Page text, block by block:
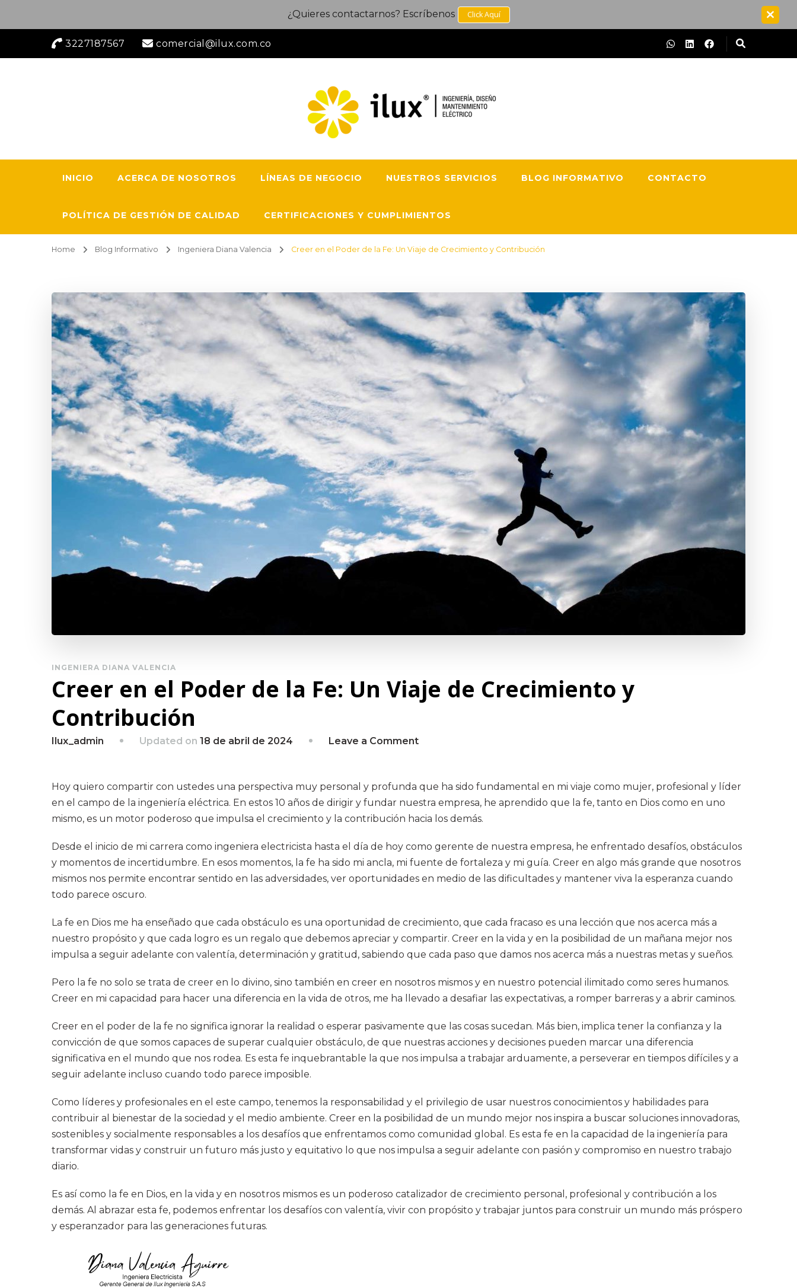
¿Quieres contactarnos? Escríbenos Click Aquí
3227187567 comercial@ilux.com.co
ILUX INGENIERÍA S.A.S
la última tecnología, reconocida por mantener un equipo de trabajo calificado y con muchos años de experiencia en el sector.
INICIO
ACERCA DE NOSOTROS LÍNEAS DE NEGOCIO NUESTROS SERVICIOS BLOG INFORMATIVO CONTACTO
POLÍTICA DE GESTIÓN DE CALIDAD CERTIFICACIONES Y CUMPLIMIENTOS
Home Blog Informativo Ingeniera Diana Valencia Creer en el Poder de la Fe: Un Viaje de Crecimiento y Contribución
INGENIERA DIANA VALENCIA
Creer en el Poder de la Fe: Un Viaje de Crecimiento y
Contribución
Ilux_admin Updated on 18 de abril de 2024 Leave a Commenton
el
Poder
de
Fe:
Un
Viaje
Crecimiento
Contribución
Hoy quiero compartir con ustedes una perspectiva muy personal y profunda que ha sido fundamental en mi viaje como mujer, profesional y líder
en el campo de la ingeniería eléctrica. En estos 10 años de dirigir y fundar nuestra empresa, he aprendido que la fe, tanto en Dios como en uno
mismo, es un motor poderoso que impulsa el crecimiento y la contribución hacia los demás.
Desde el inicio de mi carrera como ingeniera electricista hasta el día de hoy como gerente de nuestra empresa, he enfrentado desafíos, obstáculos
y momentos de incertidumbre. En esos momentos, la fe ha sido mi ancla, mi fuente de fortaleza y ​​mi guía. Creer en algo más grande que nosotros
mismos nos permite encontrar sentido en las adversidades, ver oportunidades en medio de las dificultades y mantener viva la esperanza cuando
todo parece oscuro.
La fe en Dios me ha enseñado que cada obstáculo es una oportunidad de crecimiento, que cada fracaso es una lección que nos acerca más a
nuestro propósito y que cada logro es un regalo que debemos apreciar y compartir. Creer en la vida y en la posibilidad de un mañana mejor nos
impulsa a seguir adelante con valentía, determinación y gratitud, sabiendo que cada paso que damos nos acerca más a nuestras metas y sueños.
Pero la fe no solo se trata de creer en lo divino, sino también en creer en nosotros mismos y en nuestro potencial ilimitado como seres humanos.
Creer en mi capacidad para hacer una diferencia en la vida de otros, me ha llevado a desafiar las expectativas, a romper barreras y a abrir caminos.
Creer en el poder de la fe no significa ignorar la realidad o esperar pasivamente que las cosas sucedan. Más bien, implica tener la confianza y la
convicción de que somos capaces de superar cualquier obstáculo, de que nuestras acciones y decisiones pueden marcar una diferencia
significativa en el mundo que nos rodea. Es esta fe inquebrantable la que nos impulsa a trabajar arduamente, a perseverar en tiempos difíciles y a
seguir adelante incluso cuando todo parece imposible.
Como líderes y profesionales en el este campo, tenemos la responsabilidad y el privilegio de usar nuestros conocimientos y habilidades para
contribuir al bienestar de la sociedad y el medio ambiente. Creer en la posibilidad de un mundo mejor nos inspira a buscar soluciones innovadoras,
sostenibles y socialmente responsables a los desafíos que enfrentamos como comunidad global. Es esta fe en la capacidad de la ingeniería para
transformar vidas y construir un futuro más justo y equitativo lo que nos impulsa a seguir adelante con pasión y compromiso en nuestro trabajo
diario.
Es así como la fe en Dios, en la vida y en nosotros mismos es un poderoso catalizador de crecimiento personal, profesional y contribución a los
demás. Al abrazar esta fe, podemos enfrentar los desafíos con valentía, vivir con propósito y trabajar juntos para construir un mundo más próspero
y esperanzador para las generaciones futuras.